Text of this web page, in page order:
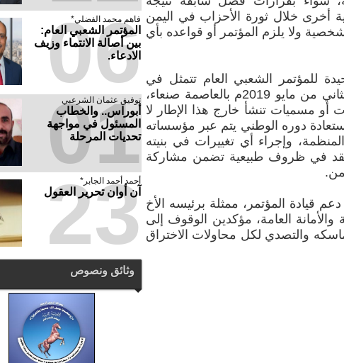
أخرى خلال ثورة الأحزاب في اليمن
ولا يلزم المؤتمر أو قواعده بأي
للمؤتمر الشعبي العام تتمثل في
القيادة المنتخبة عن دورة اللجنة الدائمة الرئيسية المنعقد في الثاني من مايو 2019م بالعاصمة صنعاء،
أو مسميات تنشأ خارج هذا الإطار لا
دوره الوطني يتم عبر مؤسساته
وإجراء أي تغييرات في بنيته
يُعقد في ظروف طبيعية تضمن مشاركة
قيادة المؤتمر، ممثلة برئيسه الأخ
العامة، مؤكدين الوقوف إلى
والتصدي لكل محاولات الاختراق
فاهم محمد الفضلي*
المؤتمر الشعبي العام:
بين أصالة الانتماء وزيف
الادعاء.
06
توفيق عثمان الشرعبي
أبوراس.. والخطاب
المسئول في مواجهة
تحديات المرحلة
01
أحمد أحمد الجابر*
آن أوان تحرير العقول
23
وثائق ونصوص